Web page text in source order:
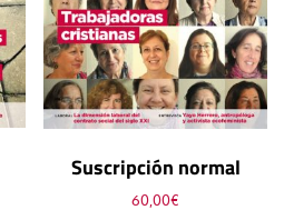
Suscripción normal
60,00€